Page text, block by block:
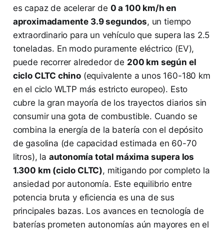
es capaz de acelerar de 0 a 100 km/h en
aproximadamente 3.9 segundos, un tiempo
extraordinario para un vehículo que supera las 2.5
toneladas. En modo puramente eléctrico (EV),
puede recorrer alrededor de 200 km según el
ciclo CLTC chino(equivalente a unos 160-180 km
en el ciclo WLTP más estricto europeo). Esto
cubre la gran mayoría de los trayectos diarios sin
consumir una gota de combustible. Cuando se
combina la energía de la batería con el depósito
de gasolina (de capacidad estimada en 60-70
litros), la autonomía total máxima supera los
1.300 km (ciclo CLTC), mitigando por completo la
ansiedad por autonomía. Este equilibrio entre
potencia bruta y eficiencia es una de sus
principales bazas. Los avances en tecnología de
baterías prometen autonomías aún mayores en el